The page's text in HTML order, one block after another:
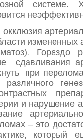
системе.
измененных
Гораздо
сдавливания
при
различного
и нарушение
– это
который